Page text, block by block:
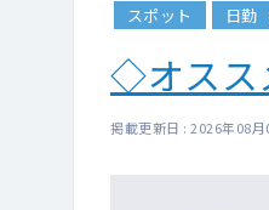
スポット 日勤
◇オスス
掲載更新日 : 2026年08